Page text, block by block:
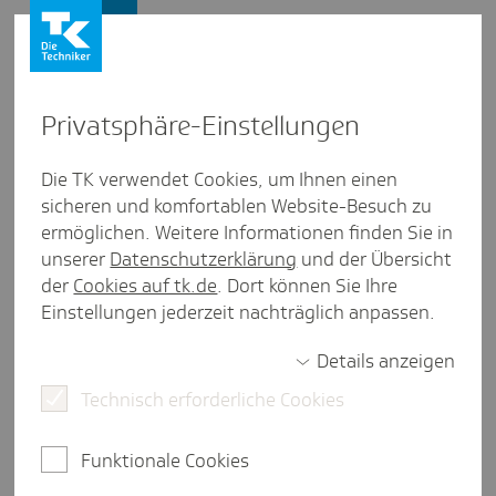
Aufbe­wah­rungs­fris­ten: Was
2026 verjährt
Wenn Sie den Neujahrsvorsatz gefasst haben, zum
dann haben wir hilfreiche Tipps für Sie, damit Sie
Firmenkunden Beiträge
Privat­sphäre-Einstel­lungen
Die TK verwendet Cookies, um Ihnen einen
sicheren und komfortablen Website-Besuch zu
ermöglichen. Weitere Informationen finden Sie in
unserer Datenschutzerklärung und der Übersicht
der Cookies auf tk.de. Dort können Sie Ihre
Einstellungen jederzeit nachträglich anpassen.
Details anzeigen
Technisch erforderliche Cookies
Funktionale Cookies